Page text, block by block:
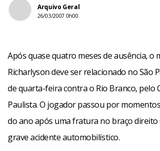
Arquivo Geral
26/03/2007 0h00
Após quase quatro meses de ausência, o
Richarlyson deve ser relacionado no São
de quarta-feira contra o Rio Branco, pelo
Paulista. O jogador passou por
do ano após uma fratura no braço
grave acidente automobilístico.